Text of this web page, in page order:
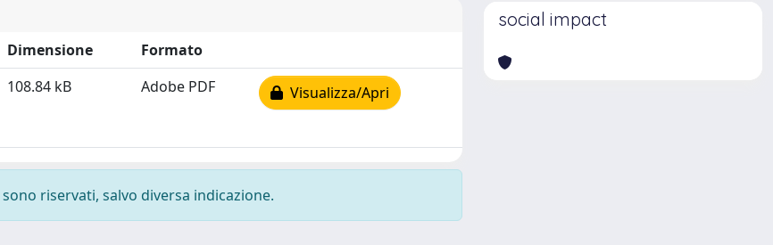
Dimensione
Formato
108.84 kB Adobe PDF Visualizza/Apri
riservati, salvo diversa indicazione.
social impact